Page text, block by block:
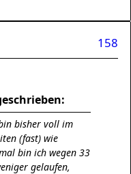
158
bisher voll im
(fast) wie
bin ich wegen 33
gelaufen,